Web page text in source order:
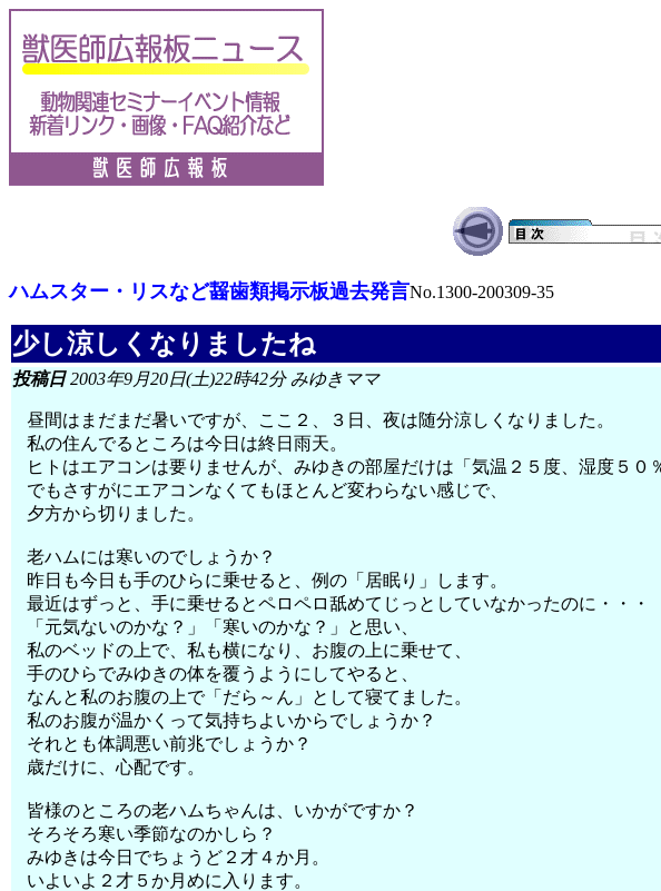
ハムスター・リスなど齧歯類掲示板過去発言No.1300-200309-35
少し涼しくなりましたね
投稿日2003年9月20日(土)22時42分 みゆきママ
昼間はまだまだ暑いですが、ここ２、３日、夜は随分涼しくなりました。
私の住んでるところは今日は終日雨天。
ヒトはエアコンは要りませんが、みゆきの部屋だけは「気温２５度、湿度５０
でもさすがにエアコンなくてもほとんど変わらない感じで、
夕方から切りました。
老ハムには寒いのでしょうか？
昨日も今日も手のひらに乗せると、例の「居眠り」します。
最近はずっと、手に乗せるとペロペロ舐めてじっとしていなかったのに・・・
「元気ないのかな？」「寒いのかな？」と思い、
私のベッドの上で、私も横になり、お腹の上に乗せて、
手のひらでみゆきの体を覆うようにしてやると、
なんと私のお腹の上で「だら～ん」として寝てました。
私のお腹が温かくって気持ちよいからでしょうか？
それとも体調悪い前兆でしょうか？
歳だけに、心配です。
皆様のところの老ハムちゃんは、いかがですか？
そろそろ寒い季節なのかしら？
みゆきは今日でちょうど２才４か月。
いよいよ２才５か月めに入ります。